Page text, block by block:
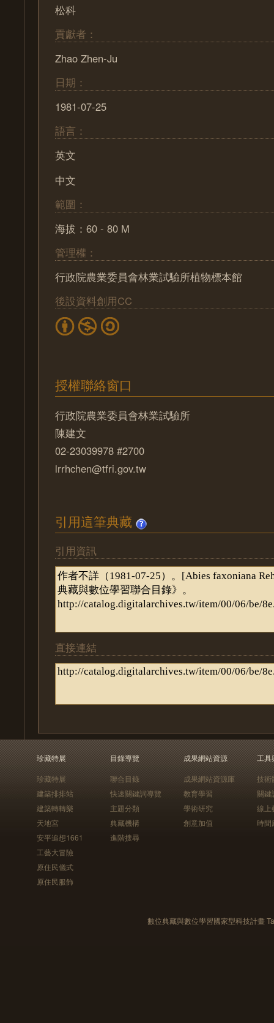
松科
貢獻者：
Zhao Zhen-Ju
日期：
1981-07-25
語言：
英文
中文
範圍：
海拔：60 - 80 M
管理權：
行政院農業委員會林業試驗所植物標本館
後設資料創用CC
授權聯絡窗口
行政院農業委員會林業試驗所
陳建文
02-23039978 #2700
lrrhchen@tfri.gov.tw
引用這筆典藏
引用資訊
直接連結
珍藏特展
珍藏特展
建築排排站
建築轉轉樂
天地宮
安平追想1661
工藝大冒險
原住民儀式
原住民服飾
目錄導覽
聯合目錄
快速關鍵詞導覽
主題分類
典藏機構
進階搜尋
成果網站資源
成果網站資源庫
教育學習
學術研究
創意加值
工具
技術
關鍵
線上
時間
數位典藏與數位學習國家型科技計畫